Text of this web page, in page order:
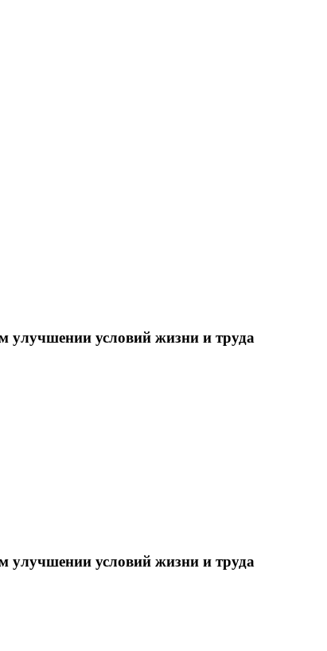
улучшении условий жизни и труда
улучшении условий жизни и труда